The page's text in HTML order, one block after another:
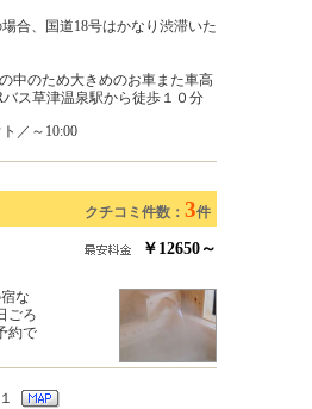
合、国道18号はかなり渋滞いた
中のため大きめのお車また車高
ス草津温泉駅から徒歩１０分
／～10:00
クチコミ件数： 3件
￥12650～
な
ごろ
約で